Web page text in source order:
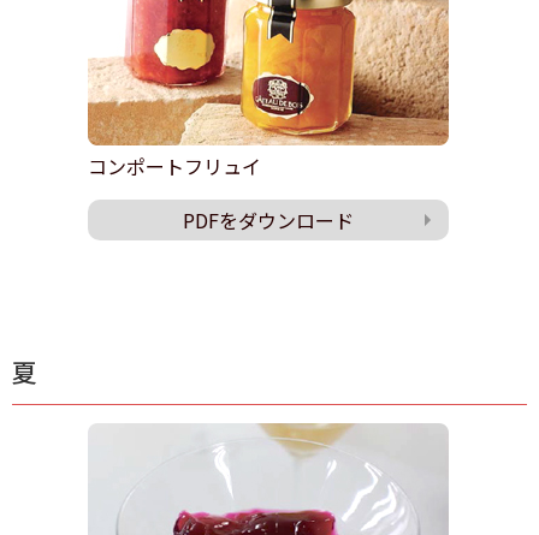
コンポートフリュイ
PDFをダウンロード
夏